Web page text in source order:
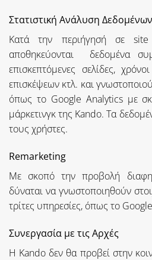
Στατιστική Ανάλυση
Κατά την περιήγησή σε site
αποθηκεύονται δεδομένα
επισκεπτόμενες σελίδες,
επισκέψεων κτλ. και
όπως το Google Analytics με
μάρκετινγκ της Kando. Τα
τους χρήστες.
Remarketing
Με σκοπό την προβολή
δύναται να γνωστοποιηθούν
τρίτες υπηρεσίες, όπως το
Συνεργασία με τις Αρχές
H Kando δεν θα προβεί στην